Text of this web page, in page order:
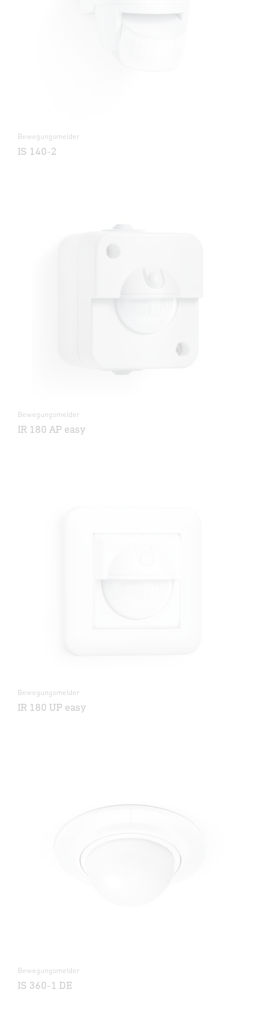
Bewegungsmelder
IS 140-2
Bewegungsmelder
IR 180 AP easy
Bewegungsmelder
IR 180 UP easy
Bewegungsmelder
IS 360-1 DE